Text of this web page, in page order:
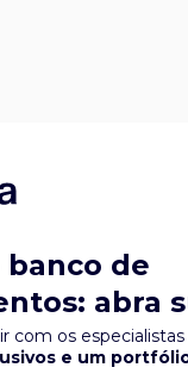
banco de
abra
com os
e um